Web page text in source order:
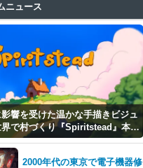
ニュース
響を受けた温かな手描きビジュ
界で村づくり『Spiritstead』本日
2000年代の東京で電子機器修